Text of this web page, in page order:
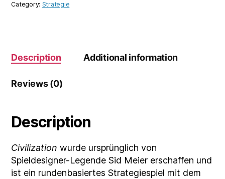
Category: Strategie
Description Additional information
Reviews (0)
Description
Civilization wurde ursprünglich von
Spieldesigner-Legende Sid Meier erschaffen und
ist ein rundenbasiertes Strategiespiel mit dem